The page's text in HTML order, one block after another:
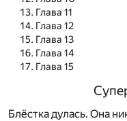
Глава 11
Глава 12
Глава 13
Глава 14
Глава 15
Блёстка дулась. Она